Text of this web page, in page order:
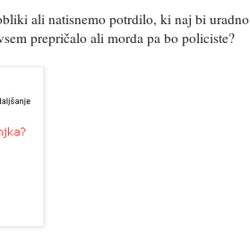
ali natisnemo potrdilo, ki naj bi uradno
prepričalo ali morda pa bo policiste?